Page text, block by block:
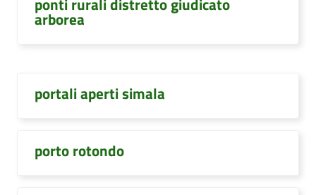
arborea
portali aperti simala
porto rotondo